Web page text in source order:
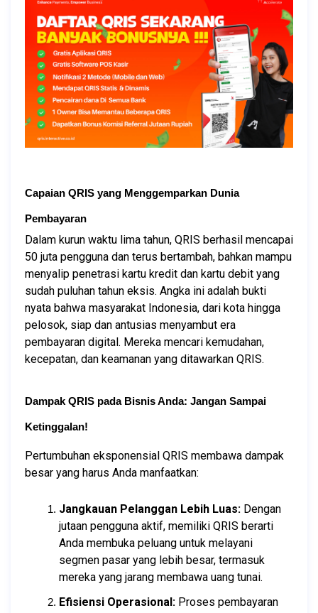
Capaian QRIS yang Menggemparkan Dunia
Pembayaran
Dalam kurun waktu lima tahun, QRIS berhasil mencapai
50 juta pengguna dan terus bertambah, bahkan mampu
menyalip penetrasi kartu kredit dan kartu debit yang
sudah puluhan tahun eksis. Angka ini adalah bukti
nyata bahwa masyarakat Indonesia, dari kota hingga
pelosok, siap dan antusias menyambut era
pembayaran digital. Mereka mencari kemudahan,
kecepatan, dan keamanan yang ditawarkan QRIS.
Dampak QRIS pada Bisnis Anda: Jangan Sampai
Ketinggalan!
Pertumbuhan eksponensial QRIS membawa dampak
besar yang harus Anda manfaatkan:
Jangkauan Pelanggan Lebih Luas: Dengan
jutaan pengguna aktif, memiliki QRIS berarti
Anda membuka peluang untuk melayani
segmen pasar yang lebih besar, termasuk
mereka yang jarang membawa uang tunai.
Efisiensi Operasional: Proses pembayaran